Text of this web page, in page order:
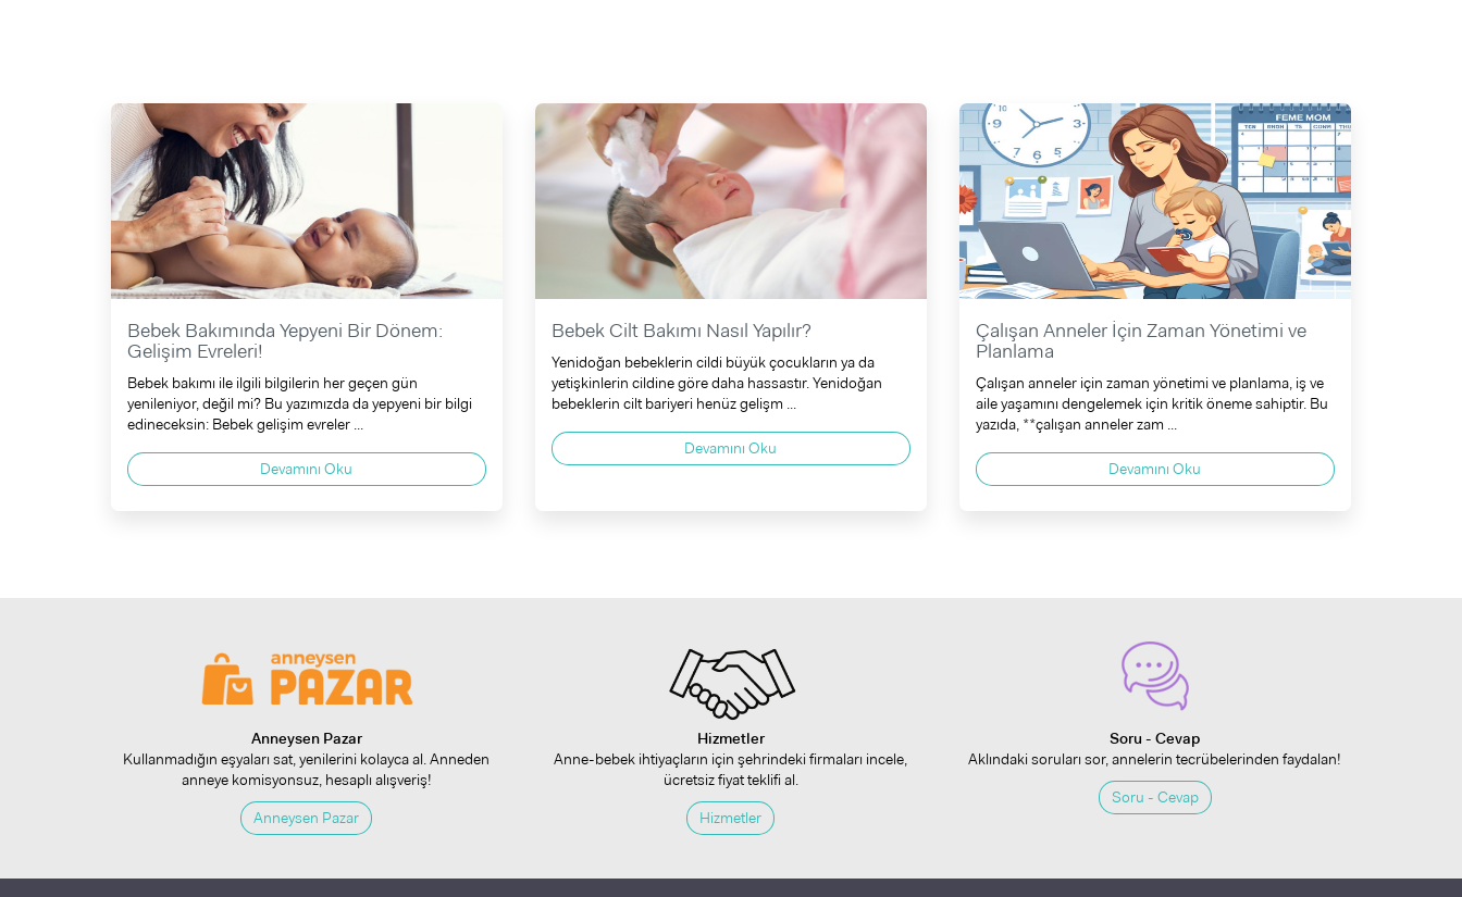
Bebek Bakımında Yepyeni Bir Dönem:
Gelişim Evreleri!
Bebek bakımı ile ilgili bilgilerin her geçen gün
yenileniyor, değil mi? Bu yazımızda da yepyeni bir bilgi
edineceksin: Bebek gelişim evreler ...
Devamını Oku
Bebek Cilt Bakımı Nasıl Yapılır?
Yenidoğan bebeklerin cildi büyük çocukların ya da
yetişkinlerin cildine göre daha hassastır. Yenidoğan
bebeklerin cilt bariyeri henüz gelişm ...
Devamını Oku
Çalışan Anneler İçin Zaman Yönetimi ve
Planlama
Çalışan anneler için zaman yönetimi ve planlama, iş ve
aile yaşamını dengelemek için kritik öneme sahiptir. Bu
yazıda, **çalışan anneler zam ...
Devamını Oku
Anneysen Pazar
Kullanmadığın eşyaları sat, yenilerini kolayca al. Anneden
anneye komisyonsuz, hesaplı alışveriş!
Anneysen Pazar
Hizmetler
Anne-bebek ihtiyaçların için şehrindeki firmaları incele,
ücretsiz fiyat teklifi al.
Hizmetler
Soru - Cevap
Aklındaki soruları sor, annelerin tecrübelerinden faydalan!
Soru - Cevap